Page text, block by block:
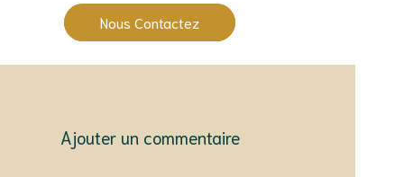
Nous Contactez
Ajouter un commentaire